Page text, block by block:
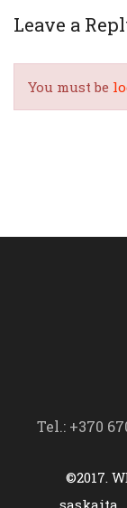
Leave a
You must be
Tel.: +370
©2017.
saskaita